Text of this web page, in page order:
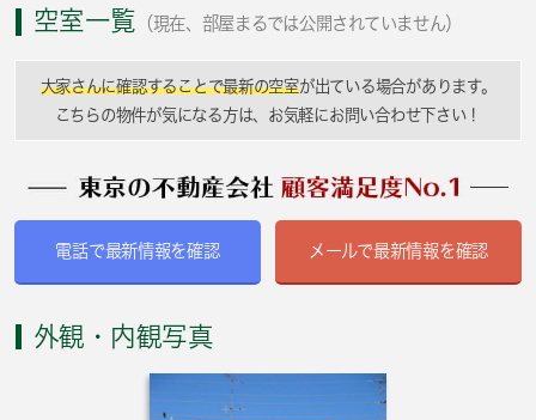
空室一覧 （現在、部屋まるでは公開されていません）
大家さんに確認することで最新の空室が出ている場合があります。
こちらの物件が気になる方は、お気軽にお問い合わせ下さい！
電話で最新情報を確認 メールで最新情報を確認
外観・内観写真